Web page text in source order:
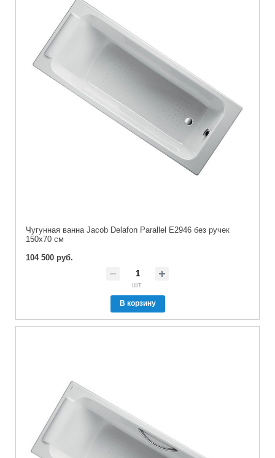
Чугунная ванна Jacob Delafon Parallel E2946 без ручек
150x70 см
104 500 руб.
шт.
В корзину